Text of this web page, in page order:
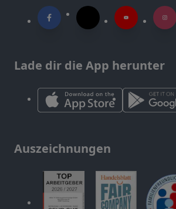
Lade dir die App herunter
Auszeichnungen